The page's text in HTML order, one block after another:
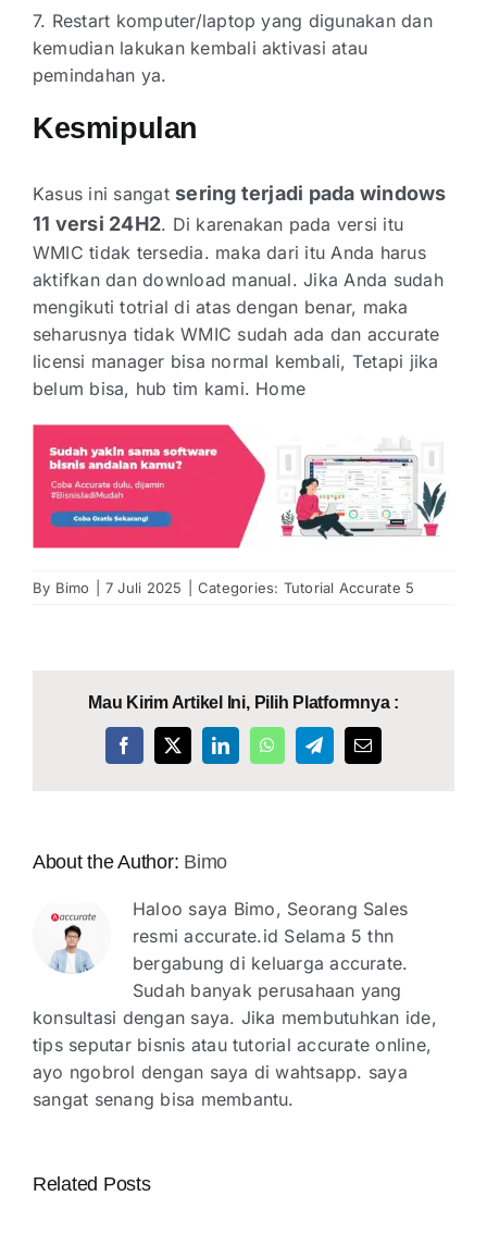
7. Restart komputer/laptop yang digunakan dan
kemudian lakukan kembali aktivasi atau
pemindahan ya.
Kesmipulan
Kasus ini sangatsering terjadi pada windows
11 versi 24H2. Di karenakan pada versi itu
WMIC tidak tersedia. maka dari itu Anda harus
aktifkan dan download manual. Jika Anda sudah
mengikuti totrial di atas dengan benar, maka
seharusnya tidak WMIC sudah ada dan accurate
licensi manager bisa normal kembali, Tetapi jika
belum bisa, hub tim kami. Home
By Bimo 7 Juli 2025 Categories: Tutorial Accurate 5
Mau Kirim Artikel Ini, Pilih Platformnya :
Facebook
X LinkedInWhatsAppTelegramEmail
About the Author: Bimo
Haloo saya Bimo, Seorang Sales
resmi accurate.id Selama 5 thn
bergabung di keluarga accurate.
Sudah banyak perusahaan yang
konsultasi dengan saya. Jika membutuhkan ide,
tips seputar bisnis atau tutorial accurate online,
ayo ngobrol dengan saya di wahtsapp. saya
sangat senang bisa membantu.
Related Posts